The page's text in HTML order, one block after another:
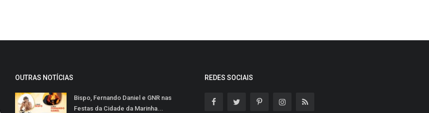
OUTRAS NOTÍCIAS
Bispo, Fernando Daniel e GNR nas
Festas da Cidade da Marinha...
REDES SOCIAIS